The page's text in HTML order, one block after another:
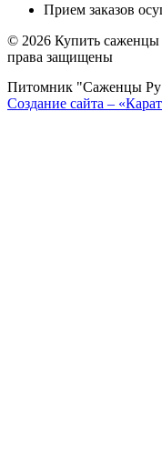
Прием заказов
© 2026 Купить
права защищены
Питомник "Саженцы
Создание сайта –